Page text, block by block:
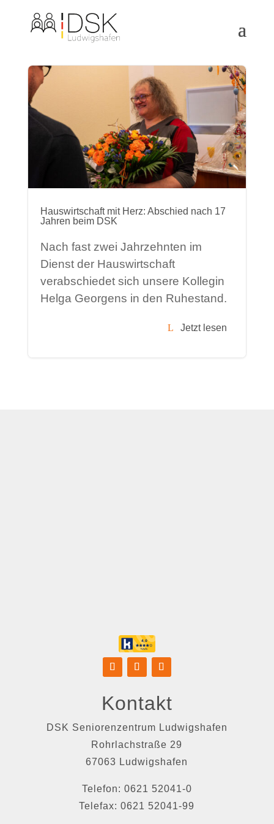
Hauswirtschaft mit Herz: Abschied nach 17
Jahren beim DSK
Nach fast zwei Jahrzehnten im
Dienst der Hauswirtschaft
verabschiedet sich unsere Kollegin
Helga Georgens in den Ruhestand.
Jetzt lesen
Kontakt
DSK Seniorenzentrum Ludwigshafen
Rohrlachstraße 29
67063 Ludwigshafen
Telefon: 0621 52041-0
Telefax: 0621 52041-99